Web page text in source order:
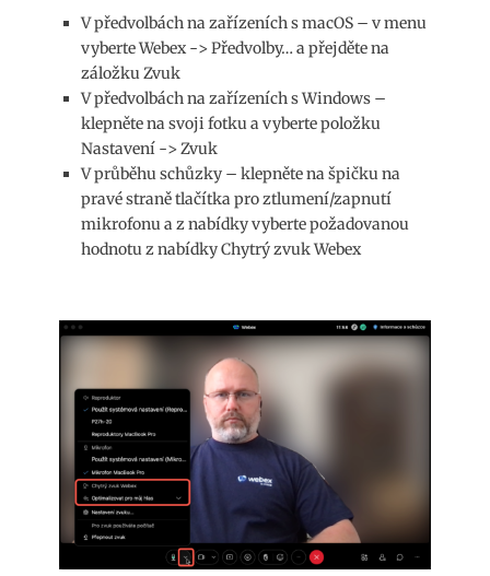
V předvolbách na zařízeních s macOS – v menu
vyberte Webex -> Předvolby… a přejděte na
záložku Zvuk
V předvolbách na zařízeních s Windows –
klepněte na svoji fotku a vyberte položku
Nastavení -> Zvuk
V průběhu schůzky – klepněte na špičku na
pravé straně tlačítka pro ztlumení/zapnutí
mikrofonu a z nabídky vyberte požadovanou
hodnotu z nabídky Chytrý zvuk Webex